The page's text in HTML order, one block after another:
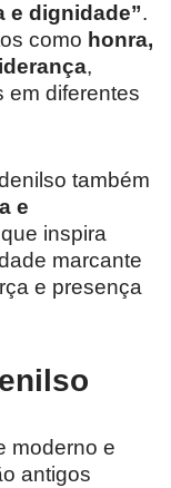
e dignidade”.
como honra,
,
em diferentes
também
e
inspira
marcante
e presença
moderno e
antigos